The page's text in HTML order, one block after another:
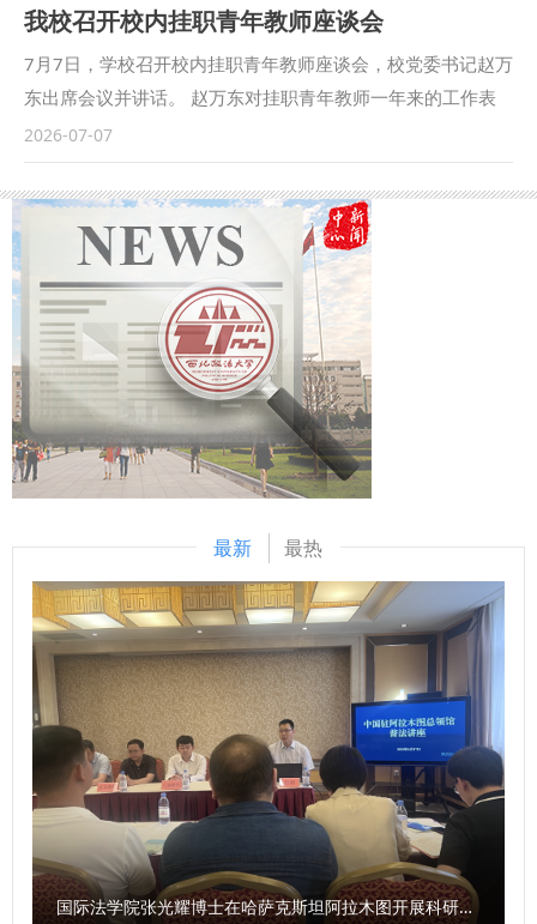
力、教学设计创新能力、教学改革凝练能力和教学成果表达能
力。他鼓励青年教师要沿着“站稳讲台—打磨课程—形成品
牌”的发展路径持续深耕，在长期积累中沉淀教学特色、提升
提供了清晰路径。 （供稿：教务处、教师发展中心 撰稿：黄
紫琦 审核：朱茂）
我校召开校内挂职青年教师座谈会
7月7日，学校召开校内挂职青年教师座谈会，校党委书记赵万
东出席会议并讲话。 赵万东对挂职青年教师一年来的工作表
现给予充分肯定，他希望各位教师在今后的工作中要不断加强
学习，提高政治能力、强化业务本领，始终保持追求卓越奋进
的精神状态，自觉将挂职工作期间的收获更好地运用于教学科
研工作中，将个人成长与学校发展紧密结合起来，以实干实绩
实效推动学校事业高质量发展。他要求新挂职青年教师要提高
政治站位，尽快进入工作状态，要珍惜锻炼机会，主动担当作
为，要勇于开拓创新，补齐能力短板，要做到廉洁自律，树好
干部形象。 会上党委组织部负责人宣读新一批青年教师校内
挂职有关决定。第四批、第五批校内挂职青年教师代表分别作
交流汇报与表态发言。相关挂职单位负责人对助理工作表现进
行点评，对学校青年教师校内挂职工作提出意见建议。 相关
职能部门负责人、学院负责人，第四批、第五批校内挂职青年
教师参加。 （供稿：党委组织部 撰稿：赵昶 审核：康
2026-07-07
最新 最热
国际法学院张光耀博士在哈萨克斯坦阿拉木图开展科研与社会服务活动